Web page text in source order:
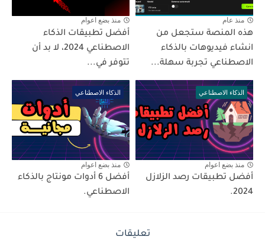
منذ عام
هذه المنصة ستجعل من
انشاء فيديوهات بالذكاء
الاصطناعي تجربة سهلة...
منذ بضع اعوام
أفضل تطبيقات الذكاء
الاصطناعي 2024، لا بد أن
تتوفر في...
الذكاء الاصطناعي
منذ بضع اعوام
أفضل تطبيقات رصد الزلازل
2024.
الذكاء الاصطناعي
منذ بضع اعوام
أفضل 6 أدوات مونتاج بالذكاء
الاصطناعي.
تعليقات